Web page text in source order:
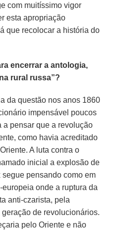
com muitíssimo vigor
esta apropriação
que recolocar a história do
encerrar a antologia,
rural russa”?
da questão nos anos 1860
impensável poucos
a pensar que a revolução
como havia acreditado
A luta contra o
inicial a explosão de
segue pensando como em
onde a ruptura da
anti-czarista, pela
de revolucionários.
pelo Oriente e não